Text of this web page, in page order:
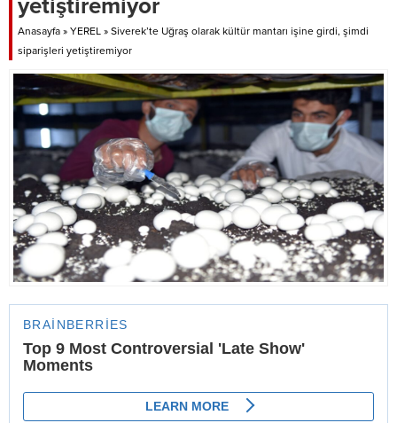
yetiştiremiyor
Anasayfa » YEREL » Siverek’te Uğraş olarak kültür mantarı işine girdi, şimdi
siparişleri yetiştiremiyor